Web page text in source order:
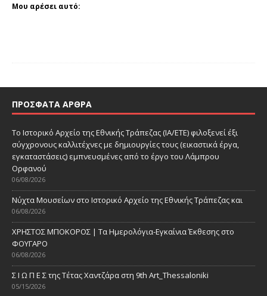
Μου αρέσει αυτό:
ΠΡΌΣΦΑΤΑ ΆΡΘΡΑ
Το Ιστορικό Αρχείο της Εθνικής Τράπεζας (ΙΑ/ΕΤΕ) φιλοξενεί έξι
σύγχρονους καλλιτέχνες με δημιουργίες τους (εικαστικά έργα,
εγκαταστάσεις) εμπνευσμένες από το έργο του Λάμπρου
Ορφανού
06/08/2026
Νύχτα Μουσείων στο Ιστορικό Αρχείο της Εθνικής Τράπεζας και
06/08/2026
ΧΡΗΣΤΟΣ ΜΠΟΚΟΡΟΣ | Τα Ημερολόγια-Εγκαίνια Έκθεσης στο
ΦΟΥΓΑΡΟ
06/08/2026
Σ Ι Ω Π Ε Σ της Τέτας Χαντζάρα στη 9th Art_Thessaloniki
05/15/2026